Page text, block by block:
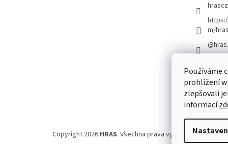
Používáme
prohlížení
zlepšovali
informací
hrascz
m/
Copyright 2026 HRAS. Všechna práva vyhrazena.Upravit